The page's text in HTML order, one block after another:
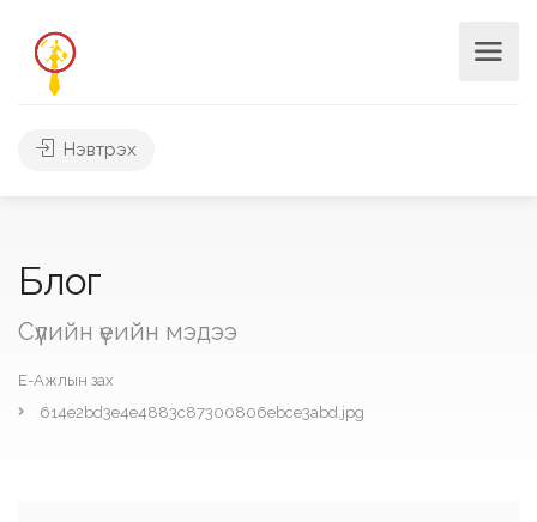
Нэвтрэх
Блог
Сүүлийн үеийн мэдээ
Е-Ажлын зах
614e2bd3e4e4883c87300806ebce3abd.jpg